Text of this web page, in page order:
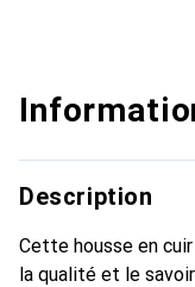
Description
Cette housse en
la qualité et le